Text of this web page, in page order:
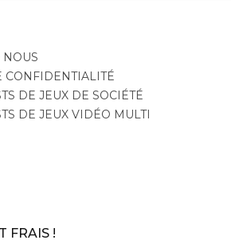
CONFIDENTIALITÉ
DE JEUX DE SOCIÉTÉ
DE JEUX VIDÉO MULTI
FRAIS !